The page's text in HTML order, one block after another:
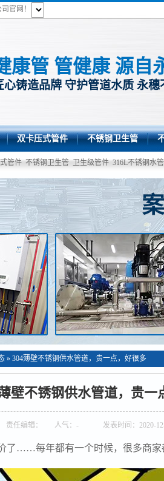
官网！
康管 管健康 源自
心铸造品牌 守护管道水质 永穗
双卡压式管件 不锈钢卫生管
管件 不锈钢卫生管 卫生级管件 316L不锈钢水管
»304薄壁不锈钢供水管道，贵一点，好很多
壁不锈钢供水管道，贵一
责任编辑： 人气：- 发表时间：2020-
了……每年都有一个时候，很多商家